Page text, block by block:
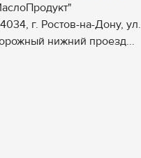
г. Ростов-на-Дону, ул.
нижний проезд...